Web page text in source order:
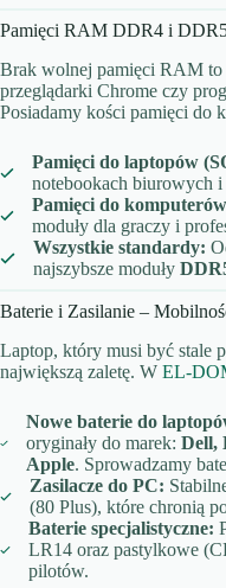
Pamięci RAM DDR4 i
Brak wolnej pamięci RAM to
przeglądarki Chrome czy
Posiadamy kości pamięci do
Pamięci do laptopów
notebookach biurowych
Pamięci do
moduły dla graczy i
Wszystkie standardy:
najszybsze moduły
Baterie i Zasilanie –
Laptop, który musi być stale
największą zaletę. W EL-
Nowe baterie do
oryginały do marek: Dell,
Apple. Sprowadzamy
Zasilacze do PC:
(80 Plus), które chronią
Baterie specjalistyczne:
LR14 oraz pastylkowe
pilotów.